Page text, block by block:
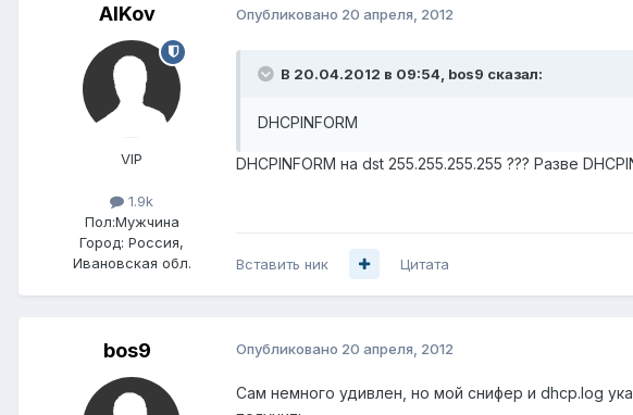
AlKov
VIP
1.9k
Пол:Мужчина
Город: Россия,
Ивановская обл.
Опубликовано 20 апреля, 2012
В 20.04.2012 в 09:54, bos9 сказал:
DHCPINFORM
DHCPINFORM на dst 255.255.255.255 ??? Разве
Вставить ник Цитата
bos9 Опубликовано 20 апреля, 2012
Сам немного удивлен, но мой снифер и dhcp.log